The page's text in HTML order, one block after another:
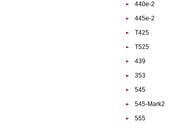
440e-2
445e-2
T425
T525
439
353
545
545-Mark2
555